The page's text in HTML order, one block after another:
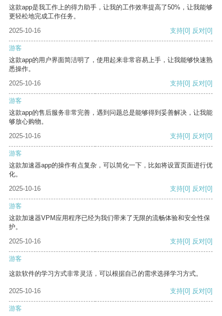
这款app是我工作上的得力助手，让我的工作效率提高了50%，让我能够
更轻松地完成工作任务。
2025-10-16
支持[0] 反对[0]
游客
这款app的用户界面简洁明了，使用起来非常容易上手，让我能够快速熟
悉操作。
2025-10-16
支持[0] 反对[0]
游客
这款app的售后服务非常完善，遇到问题总是能够得到妥善解决，让我能
够放心购物。
2025-10-16
支持[0] 反对[0]
游客
这款加速器app的操作有点复杂，可以简化一下，比如将设置页面进行优
化。
2025-10-16
支持[0] 反对[0]
游客
这款加速器VPM应用程序已经为我们带来了无限的流畅体验和安全性保
护。
2025-10-16
支持[0] 反对[0]
游客
这款软件的学习方式非常灵活，可以根据自己的需求选择学习方式。
2025-10-16 支持[0] 反对[0]
游客